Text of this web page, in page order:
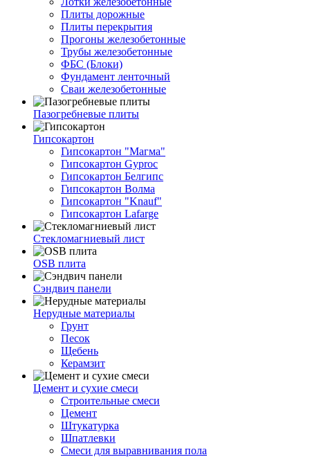
Плиты дорожные
Плиты перекрытия
Прогоны железобетонные
Трубы железобетонные
ФБС (Блоки)
Фундамент ленточный
Сваи железобетонные
Пазогребневые плиты
Гипсокартон
Гипсокартон "Магма"
Гипсокартон Gyproc
Гипсокартон Белгипс
Гипсокартон Волма
Гипсокартон "Knauf"
Гипсокартон Lafarge
Стекломагниевый лист
OSB плита
Сэндвич панели
Нерудные материалы
Грунт
Песок
Щебень
Керамзит
Цемент и сухие смеси
Строительные смеси
Цемент
Штукатурка
Шпатлевки
Смеси для выравнивания пола